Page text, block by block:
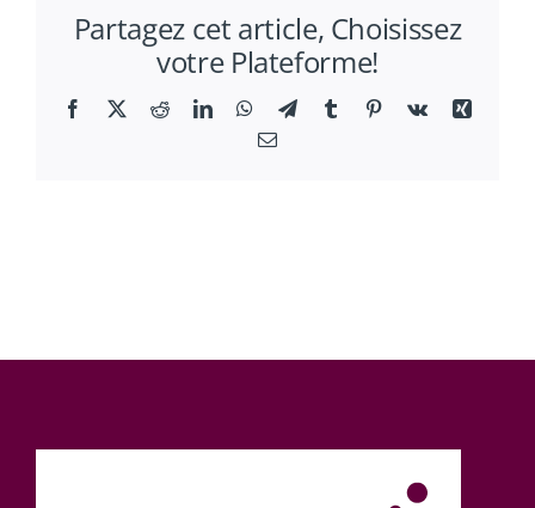
Past
Partagez cet article, Choisissez
votre Plateforme!
Facebook
X RedditLinkedInWhatsApp
TelegramTumblr Pinterest
Vk
Xing
Email